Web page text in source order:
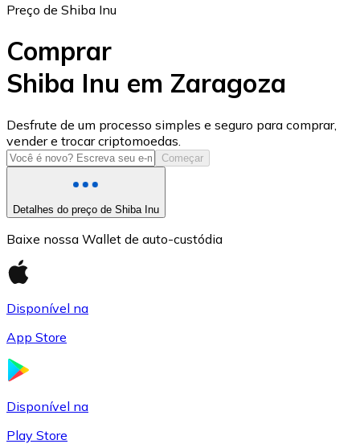
USD Coin
USDC
Preço de Shiba Inu
Comprar
Shiba Inu em Zaragoza
Desfrute de um processo simples e seguro para comprar,
vender e trocar criptomoedas.
Começar
Detalhes do preço de Shiba Inu
Baixe nossa Wallet de auto-custódia
Disponível na
App Store
Disponível na
Play Store